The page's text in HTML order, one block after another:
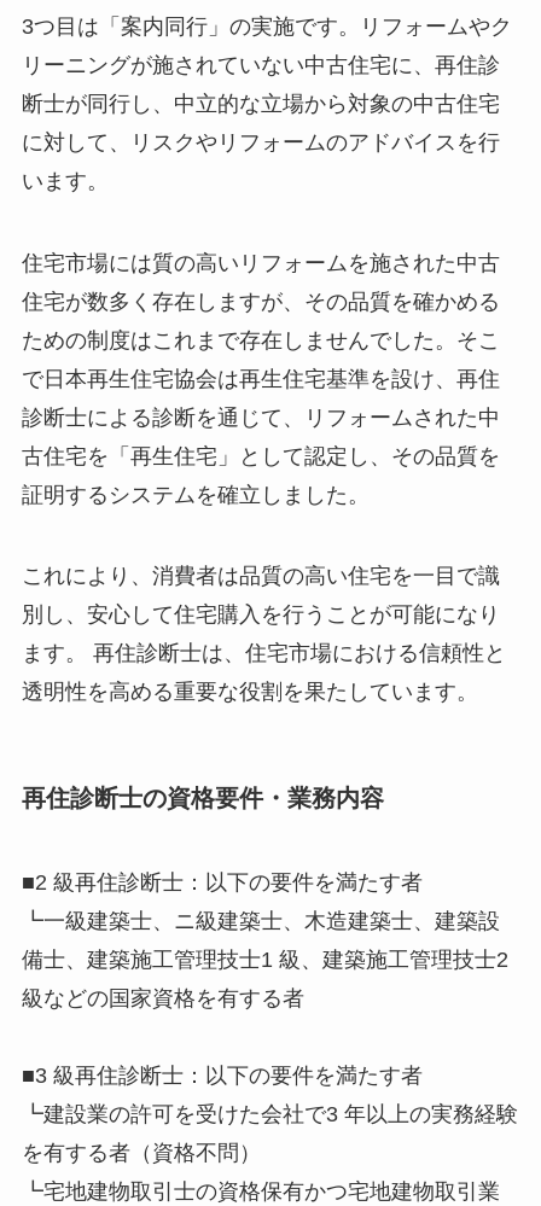
3つ目は「案内同行」の実施です。リフォームやク
リーニングが施されていない中古住宅に、再住診
断士が同行し、中立的な立場から対象の中古住宅
に対して、リスクやリフォームのアドバイスを行
います。
住宅市場には質の高いリフォームを施された中古
住宅が数多く存在しますが、その品質を確かめる
ための制度はこれまで存在しませんでした。そこ
で日本再生住宅協会は再生住宅基準を設け、再住
診断士による診断を通じて、リフォームされた中
古住宅を「再生住宅」として認定し、その品質を
証明するシステムを確立しました。
これにより、消費者は品質の高い住宅を一目で識
別し、安心して住宅購入を行うことが可能になり
ます。 再住診断士は、住宅市場における信頼性と
透明性を高める重要な役割を果たしています。
再住診断士の資格要件・業務内容
■2 級再住診断士：以下の要件を満たす者
┗一級建築士、ニ級建築士、木造建築士、建築設
備士、建築施工管理技士1 級、建築施工管理技士2
級などの国家資格を有する者
■3 級再住診断士：以下の要件を満たす者
┗建設業の許可を受けた会社で3 年以上の実務経験
を有する者（資格不問）
┗宅地建物取引士の資格保有かつ宅地建物取引業